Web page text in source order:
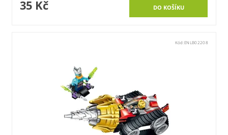
35 Kč
Kód:ENLB02208